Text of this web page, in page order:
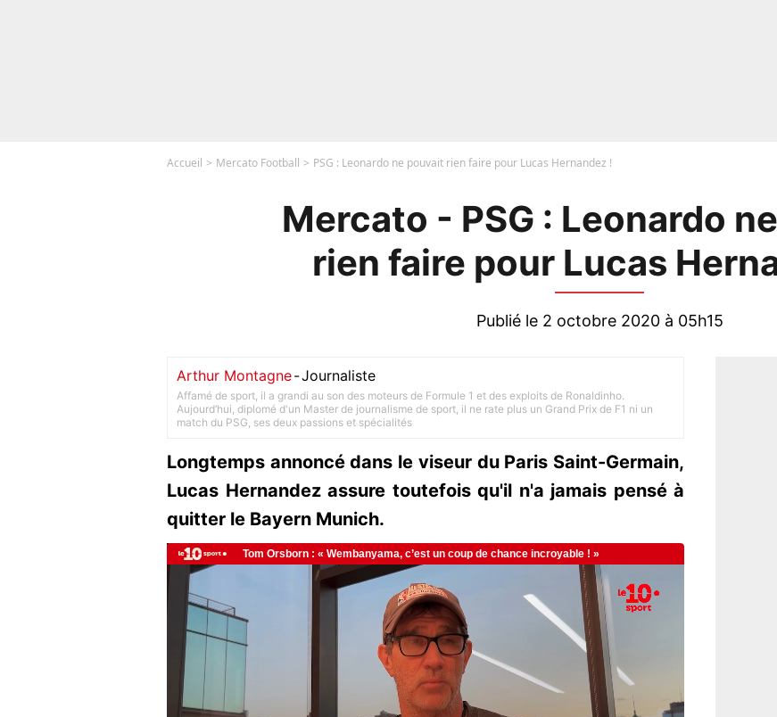
Accueil Mercato Football PSG : Leonardo ne pouvait rien faire pour Lucas Hernandez !
Mercato - PSG : Leonardo
rien faire pour Lucas
Publié le 2 octobre 2020 à 05h15
Arthur Montagne-Journaliste
Affamé de sport, il a grandi au son des moteurs de Formule 1 et des exploits de Ronaldinho.
Aujourd’hui, diplomé d'un Master de journalisme de sport, il ne rate plus un Grand Prix de F1 ni un
match du PSG, ses deux passions et spécialités
Longtemps annoncé dans le viseur du Paris Saint-Germain,
Lucas Hernandez assure toutefois qu'il n'a jamais pensé à
quitter le Bayern Munich.